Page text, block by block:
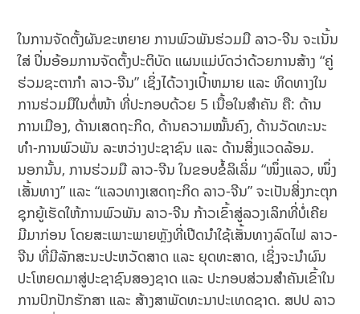
ໃນການຈັດຕັ້ງຜັນຂະຫຍາຍ ການພົວພັນຮ່ວມມື ລາວ-ຈີນ ຈະເນັ້ນ
ໃສ່ ປິ່ນອ້ອມການຈັດຕັ້ງປະຕິບັດ ແຜນແມ່ບົດວ່າດ້ວຍການສ້າງ “ຄູ່
ຮ່ວມຊະຕາກໍາ ລາວ-ຈີນ” ເຊິ່ງໄດ້ວາງເປົ້າຫມາຍ ແລະ ທິດທາງໃນ
ການຮ່ວມມືໃນຕໍ່ໜ້າ ທີ່ປະກອບດ້ວຍ 5 ເນື້ອໃນສໍາຄັນ ຄື: ດ້ານ
ການເມືອງ, ດ້ານເສດຖະກິດ, ດ້ານຄວາມໝັ້ນຄົງ, ດ້ານວັດທະນະ
ທໍາ-ການພົວພັນ ລະຫວ່າງປະຊາຊົນ ແລະ ດ້ານສິ່ງແວດລ້ອມ.
ນອກນັ້ນ, ການຮ່ວມມື ລາວ-ຈີນ ໃນຂອບຂໍ້ລິເລິ່ມ “ໜຶ່ງແລວ, ໜຶ່ງ
ເສັ້ນທາງ” ແລະ “ແລວທາງເສດຖະກິດ ລາວ-ຈີນ” ຈະເປັນສິ່ງກະຕຸກ
ຊຸກຍູ້ເຮັດໃຫ້ການພົວພັນ ລາວ-ຈີນ ກ້າວເຂົ້າສູ່ລວງເລິກທີ່ບໍ່ເຄີຍ
ມີມາກ່ອນ ໂດຍສະເພາະພາຍຫຼັງທີ່ເປີດນໍາໃຊ້ເສັ້ນທາງລົດໄຟ ລາວ-
ຈີນ ທີ່ມີລັກສະນະປະຫວັດສາດ ແລະ ຍຸດທະສາດ, ເຊິ່ງຈະນໍາຜົນ
ປະໂຫຍດມາສູ່ປະຊາຊົນສອງຊາດ ແລະ ປະກອບສ່ວນສໍາຄັນເຂົ້າໃນ
ການປົກປັກຮັກສາ ແລະ ສ້າງສາພັດທະນາປະເທດຊາດ. ສປປ ລາວ